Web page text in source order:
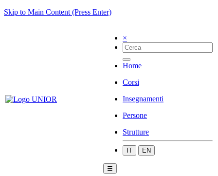
Skip to Main Content (Press Enter)
×
Home
Corsi
Insegnamenti
Persone
Strutture
IT EN
☰